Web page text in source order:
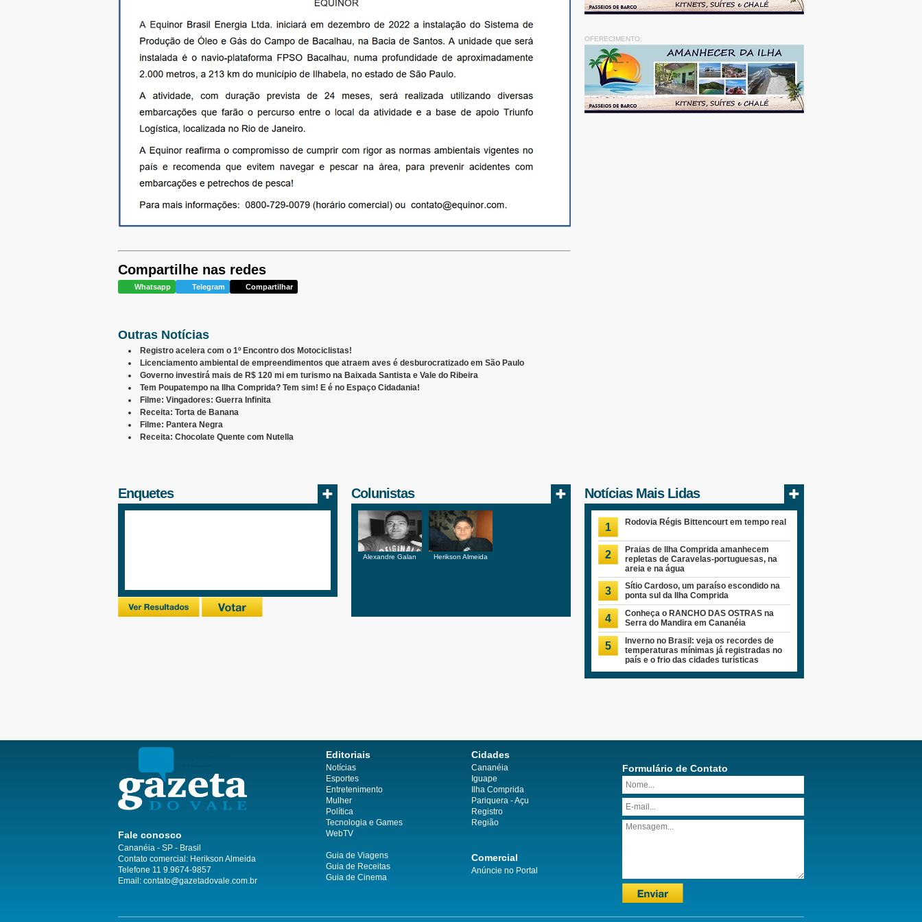
Compartilhe nas redes
Whatsapp Telegram Compartilhar
Outras Notícias
Registro acelera com o 1º Encontro dos Motociclistas!
Licenciamento ambiental de empreendimentos que atraem aves é desburocratizado em São Paulo
Governo investirá mais de R$ 120 mi em turismo na Baixada Santista e Vale do Ribeira
Tem Poupatempo na Ilha Comprida? Tem sim! E é no Espaço Cidadania!
Filme: Vingadores: Guerra Infinita
Receita: Torta de Banana
Filme: Pantera Negra
Receita: Chocolate Quente com Nutella
OFERECIMENTO:
Enquetes Colunistas
Alexandre Galan Herikson Almeida
Notícias Mais Lidas
1 Rodovia Régis Bittencourt em tempo real
2
Praias de Ilha Comprida amanhecem
repletas de Caravelas-portuguesas, na
areia e na água
3
Sítio Cardoso, um paraíso escondido na
ponta sul da Ilha Comprida
4
Conheça o RANCHO DAS OSTRAS na
Serra do Mandira em Cananéia
5
Inverno no Brasil: veja os recordes de
temperaturas mínimas já registradas no
país e o frio das cidades turísticas
Fale conosco
Cananéia - SP - Brasil
Contato comercial: Herikson Almeida
Telefone 11 9.9674-9857
Email: contato@gazetadovale.com.br
Editoriais
Notícias
Esportes
Entretenimento
Mulher
Política
Tecnologia e Games
WebTV
Guia de Viagens
Guia de Receitas
Guia de Cinema
Cidades
Cananéia
Iguape
Ilha Comprida
Pariquera - Açu
Registro
Região
Comercial
Anúncie no Portal
Formulário de Contato